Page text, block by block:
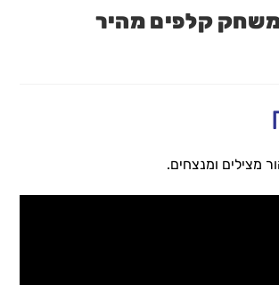
קלפים מהיר
מצילים ומנצחים.